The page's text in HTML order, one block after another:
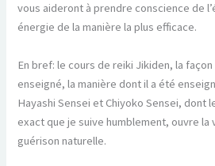
vous aideront à prendre conscience de
énergie de la manière la plus efficace.
En bref: le cours de reiki Jikiden, la façon
enseigné, la manière dont il a été
Hayashi Sensei et Chiyoko Sensei, dont
exact que je suive humblement, ouvre la
guérison naturelle.